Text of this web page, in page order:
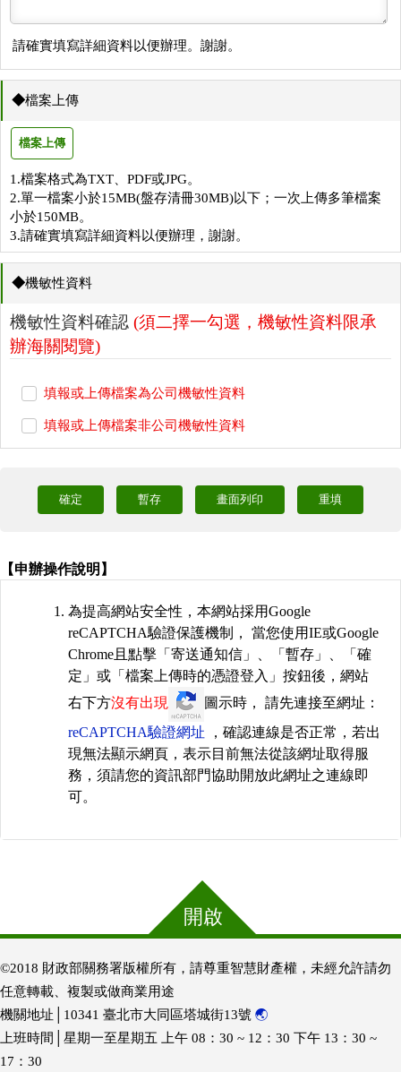
請確實填寫詳細資料以便辦理。謝謝。
◆檔案上傳
檔案上傳
1.檔案格式為TXT、PDF或JPG。
2.單一檔案小於15MB(盤存清冊30MB)以下；一次上傳多筆檔案
小於150MB。
3.請確實填寫詳細資料以便辦理，謝謝。
◆機敏性資料
機敏性資料確認 (須二擇一勾選，機敏性資料限承
辦海關閱覽)
填報或上傳檔案為公司機敏性資料
填報或上傳檔案非公司機敏性資料
確定 暫存 畫面列印 重填
【申辦操作說明】
為提高網站安全性，本網站採用Google
reCAPTCHA驗證保護機制， 當您使用IE或Google
Chrome且點擊「寄送通知信」、「暫存」、「確
定」或「檔案上傳時的憑證登入」按鈕後，網站
右下方沒有出現
圖示時， 請先連接至網址：
reCAPTCHA驗證網址 ，確認連線是否正常，若出
現無法顯示網頁，表示目前無法從該網址取得服
務，須請您的資訊部門協助開放此網址之連線即
可。
開啟
©2018 財政部關務署版權所有，請尊重智慧財產權，未經允許請勿
任意轉載、複製或做商業用途
機關地址│10341 臺北市大同區塔城街13號 🌏
上班時間│星期一至星期五 上午 08：30 ~ 12：30 下午 13：30 ~
17：30